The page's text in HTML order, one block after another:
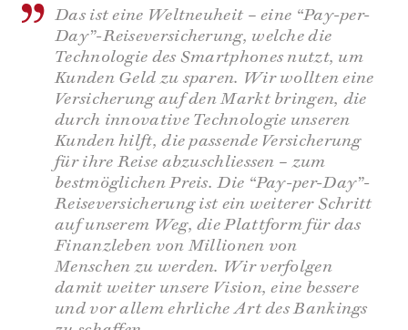
Das ist eine Weltneuheit – eine “Pay-per-
Day”-Reiseversicherung, welche die
Technologie des Smartphones nutzt, um
Kunden Geld zu sparen. Wir wollten eine
Versicherung auf den Markt bringen, die
durch innovative Technologie unseren
Kunden hilft, die passende Versicherung
für ihre Reise abzuschliessen – zum
bestmöglichen Preis. Die “Pay-per-Day”-
Reiseversicherung ist ein weiterer Schritt
auf unserem Weg, die Plattform für das
Finanzleben von Millionen von
Menschen zu werden. Wir verfolgen
damit weiter unsere Vision, eine bessere
und vor allem ehrliche Art des Bankings